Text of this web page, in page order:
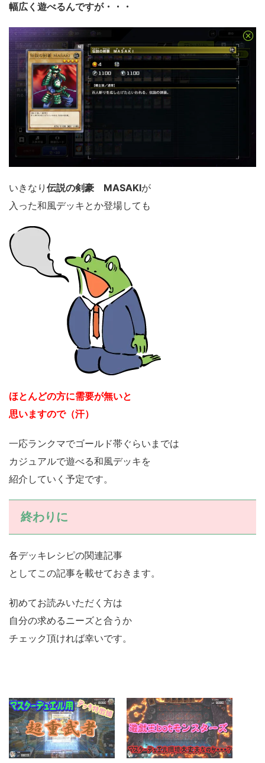
幅広く遊べるんですが・・・
いきなり 伝説の剣豪 MASAKIが
入った和風デッキとか登場しても
ほとんどの方に需要が無いと
思いますので（汗）
一応ランクマでゴールド帯ぐらいまでは
カジュアルで遊べる和風デッキを
紹介していく予定です。
終わりに
各デッキレシピの関連記事
としてこの記事を載せておきます。
初めてお読みいただく方は
自分の求めるニーズと合うか
チェック頂ければ幸いです。